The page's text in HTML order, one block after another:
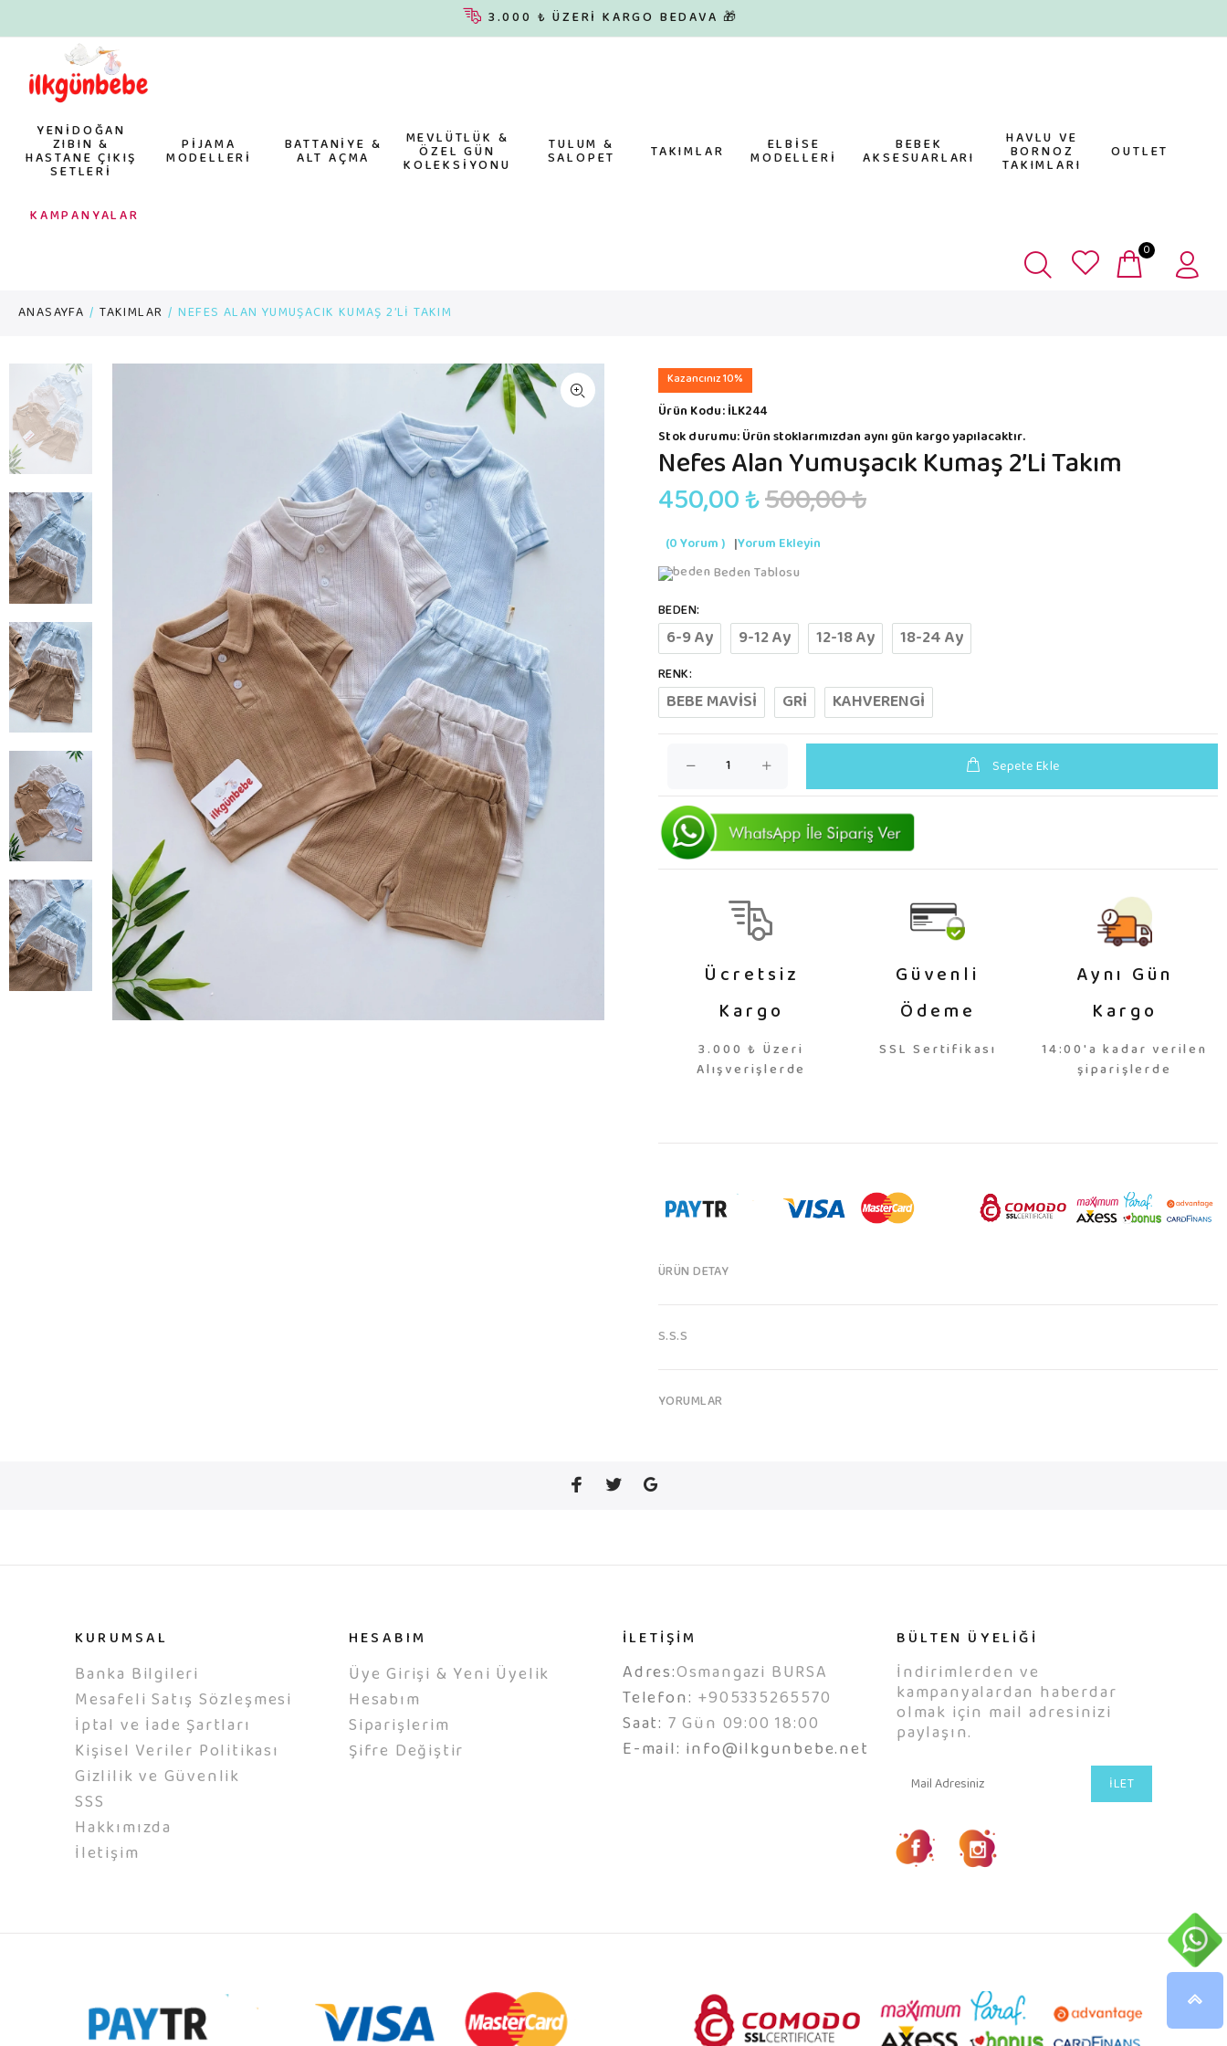
3.000 ₺ ÜZERİ KARGO BEDAVA 🎁
YENİDOĞAN
ZIBIN &
HASTANE ÇIKIŞ
SETLERİ
PİJAMA
MODELLERİ
BATTANİYE &
ALT AÇMA
MEVLÜTLÜK &
ÖZEL GÜN
KOLEKSİYONU
TULUM &
SALOPET TAKIMLAR ELBİSE
MODELLERİ
BEBEK
AKSESUARLARI
HAVLU VE
BORNOZ
TAKIMLARI
OUTLET
KAMPANYALAR
0
ANASAYFA TAKIMLAR NEFES ALAN YUMUŞACIK KUMAŞ 2’Lİ TAKIM
Kazancınız 10%
Ürün Kodu:İLK244
Stok durumu:Ürün stoklarımızdan aynı gün kargo yapılacaktır.
Nefes Alan Yumuşacık Kumaş 2’li Takım
450,00 ₺500,00 ₺
(0 Yorum ) |Yorum Ekleyin
Beden Tablosu
BEDEN:
6-9 Ay 9-12 Ay 12-18 Ay 18-24 Ay
RENK:
BEBE MAVİSİ GRİ KAHVERENGİ
Sepete Ekle
Ücretsiz
Kargo
3.000 ₺ Üzeri
Alışverişlerde
Güvenli
Ödeme
SSL Sertifikası
Aynı Gün
Kargo
14:00'a kadar verilen
şiparişlerde
ÜRÜN DETAY
S.S.S
YORUMLAR
KURUMSAL
Banka Bilgileri
Mesafeli Satış Sözleşmesi
İptal ve İade Şartları
Kişisel Veriler Politikası
Gizlilik ve Güvenlik
SSS
Hakkımızda
İletişim
HESABIM
Üye Girişi & Yeni Üyelik
Hesabım
Siparişlerim
Şifre Değiştir
İLETİŞİM
Adres:Osmangazi BURSA
Telefon: +905335265570
Saat: 7 Gün 09:00 18:00
E-mail: info@ilkgunbebe.net
BÜLTEN ÜYELİĞİ
İndirimlerden ve
kampanyalardan haberdar
olmak için mail adresinizi
paylaşın.
İLET